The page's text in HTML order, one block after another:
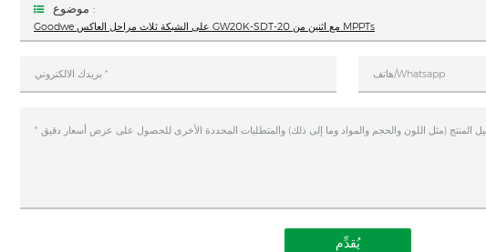
موضوع :
Goodwe على الشبكة ثلاث مراحل العاكس GW20K-SDT-20 مع اثنين من MPPTs
يُقدِّم